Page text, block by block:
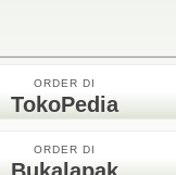
ORDER DI
TokoPedia
ORDER DI
Bukalapak